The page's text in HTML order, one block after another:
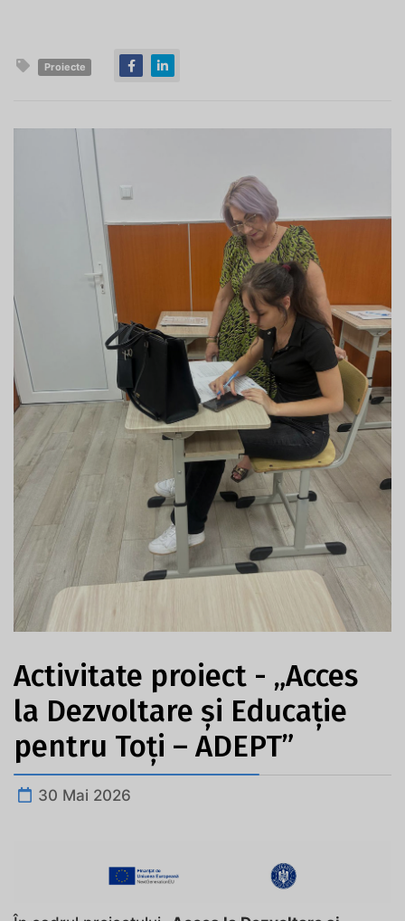
Proiecte
Activitate proiect - „Acces
la Dezvoltare și Educație
pentru Toți – ADEPT”
30 Mai 2026